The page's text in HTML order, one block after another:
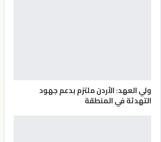
ولي العهد: الأردن ملتزم بدعم جهود
التهدئة في المنطقة